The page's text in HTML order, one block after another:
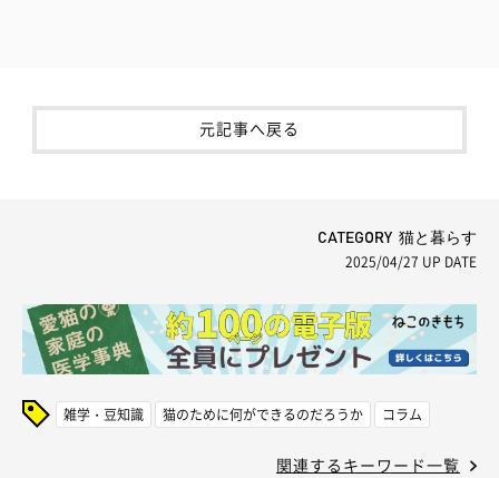
元記事へ戻る
CATEGORY 猫と暮らす
2025/04/27 UP DATE
雑学・豆知識 猫のために何ができるのだろうか コラム
関連するキーワード一覧